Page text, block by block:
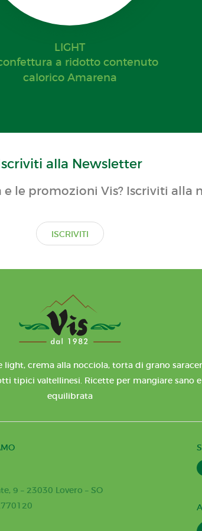
LIGHT
a ridotto contenuto
calorico Amarena
alla Newsletter
le promozioni Vis? Iscriviti alla
ISCRIVITI
crema alla nocciola, torta di grano
tipici valtellinesi. Ricette per mangiare sano
equilibrata
9 – 23030 Lovero – SO